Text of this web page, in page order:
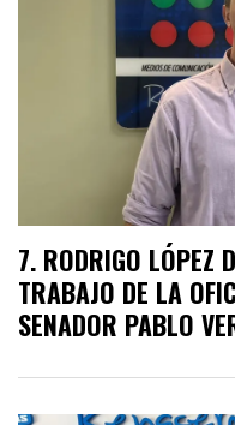
RODRIGO LÓPEZ
TRABAJO DE LA
SENADOR PABLO